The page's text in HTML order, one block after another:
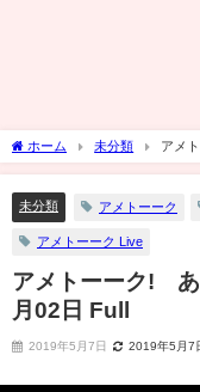
ホーム 未分類 アメ
未分類 アメトーーク
アメトーーク Live
アメトーーク! あ
月02日 Full
2019年5月7日 2019年5月7